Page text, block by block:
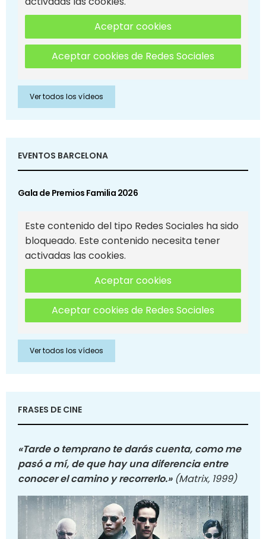
Aceptar cookies
Aceptar cookies de Redes Sociales
Ver todos los vídeos
EVENTOS BARCELONA
Gala de Premios Familia 2026
Este contenido del tipo Redes Sociales ha sido
bloqueado. Este contenido necesita tener
activadas las cookies.
Aceptar cookies
Aceptar cookies de Redes Sociales
Ver todos los vídeos
FRASES DE CINE
«Tarde o temprano te darás cuenta, como me
pasó a mí, de que hay una diferencia entre
conocer el camino y recorrerlo.» (Matrix, 1999)